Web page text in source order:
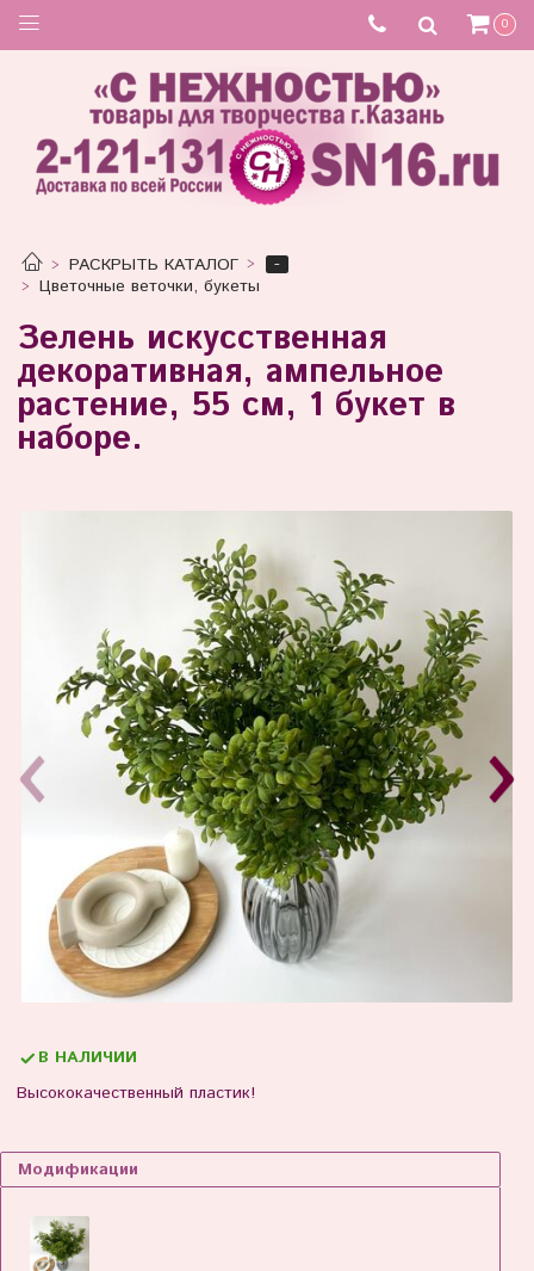
0
РАСКРЫТЬ КАТАЛОГ
-
Цветочные веточки, букеты
Зелень искусственная
декоративная, ампельное
растение, 55 см, 1 букет в
наборе.
Высококачественный пластик!
В НАЛИЧИИ
Модификации